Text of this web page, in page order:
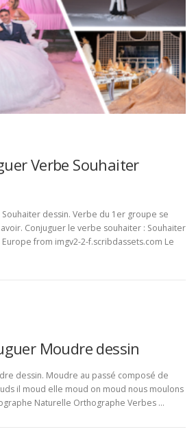
Verbe Souhaiter
dessin. Verbe du 1er groupe se
Conjuguer le verbe souhaiter : Souhaiter
from imgv2-2-f.scribdassets.com Le
Moudre dessin
dessin. Moudre au passé composé de
il moud elle moud on moud nous moulons
Naturelle Orthographe Verbes …